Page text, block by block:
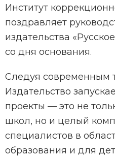
Институт
поздравляет
издательства
со дня основания.
Следуя современным
Издательство
проекты — это не
школ, но и целый
специалистов в
образования и для